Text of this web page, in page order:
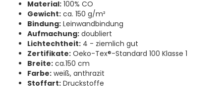
Material: 100% CO
Gewicht: ca. 150 g/m²
Bindung: Leinwandbindung
Aufmachung: doubliert
Lichtechtheit: 4 - ziemlich gut
Zertifikate: Oeko-Tex®-Standard 100 Klasse 1
Breite: ca.150 cm
Farbe: weiß, anthrazit
Stoffart: Druckstoffe